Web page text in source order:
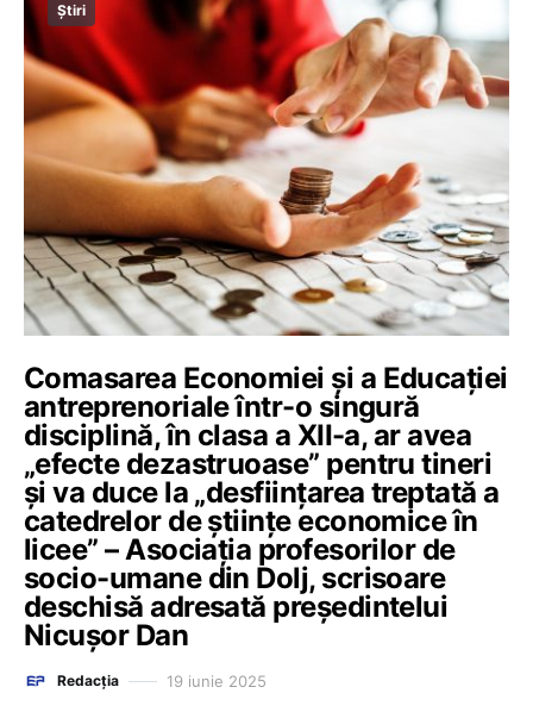
Știri
Comasarea Economiei și a Educației
antreprenoriale într-o singură
disciplină, în clasa a XII-a, ar avea
„efecte dezastruoase” pentru tineri
și va duce la „desființarea treptată a
catedrelor de științe economice în
licee” – Asociația profesorilor de
socio-umane din Dolj, scrisoare
deschisă adresată președintelui
Nicușor Dan
Redacția 19 iunie 2025